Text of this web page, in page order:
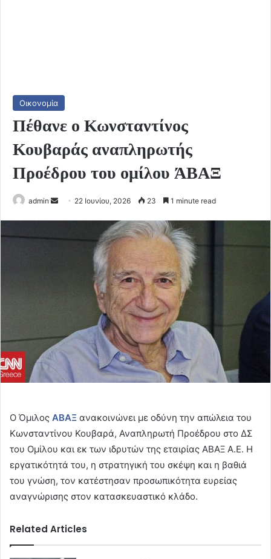
Οικονομία
Πέθανε ο Κωνσταντίνος
Κουβαράς αναπληρωτής
Προέδρου του ομίλου ΆΒΑΞ
admin
Send 22 Ιουνίου, 2026 23 1 minute read
Ο Όμιλος ΑΒΑΞ ανακοινώνει με οδύνη την απώλεια του
Κωνσταντίνου Κουβαρά, Αναπληρωτή Προέδρου στο ΔΣ
του Ομίλου και εκ των ιδρυτών της εταιρίας ΑΒΑΞ Α.Ε. Η
εργατικότητά του, η στρατηγική του σκέψη και η βαθιά
του γνώση, τον κατέστησαν προσωπικότητα ευρείας
αναγνώρισης στον κατασκευαστικό κλάδο.
Related Articles